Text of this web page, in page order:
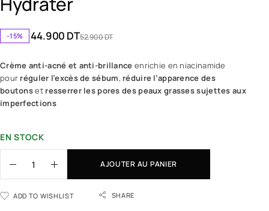
-15% 52.900DT
44.900 DT
Crème anti-acné et anti-brillance enrichie en niacinamide
pour réguler l’excès de sébum, réduire l’apparence des
boutonset resserrer les pores des peaux grasses sujettes aux
imperfections
EN STOCK
AJOUTER AU PANIER
ADD TO WISHLIST SHARE